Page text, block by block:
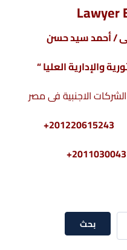
/ أحمد سيد حسن
والإدارية العليا “
الاجنبية فى مصر
بحث